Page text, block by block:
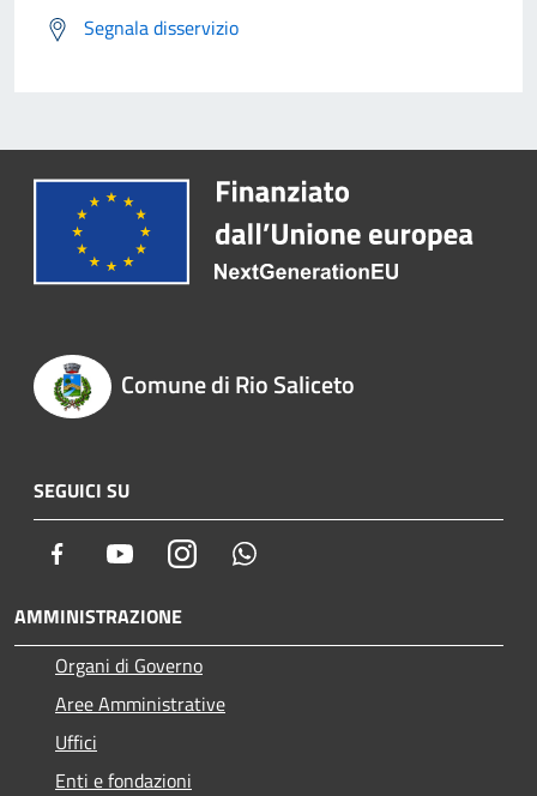
Segnala disservizio
Comune di Rio Saliceto
SEGUICI SU
Facebook YoutubeInstagram
AMMINISTRAZIONE
Organi di Governo
Aree Amministrative
Uffici
Enti e fondazioni